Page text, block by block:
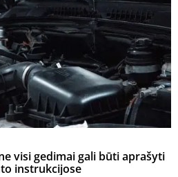
visi gedimai gali būti aprašyti
instrukcijose